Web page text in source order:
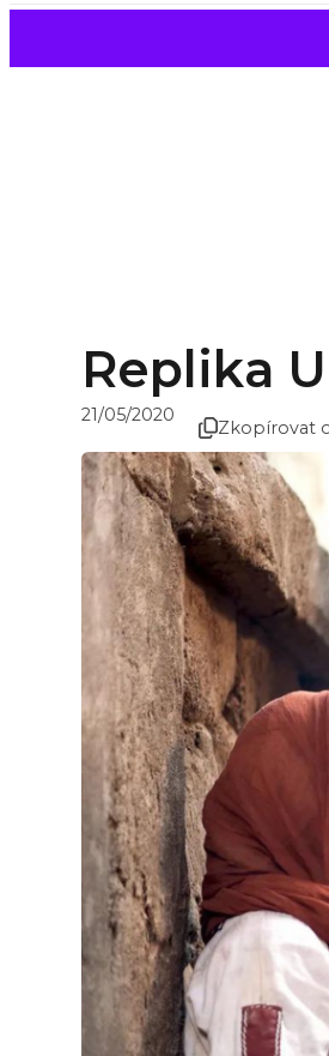
Replika
21/05/2020
Zkopírovat